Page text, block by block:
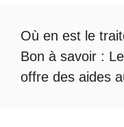
Où en est le
Bon à savoir :
offre des aides